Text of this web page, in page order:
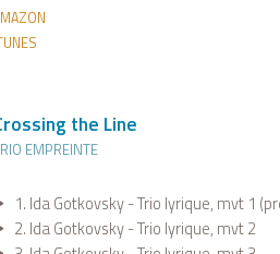
the Line
EMPREINTE
1. Ida Gotkovsky - Trio lyrique, mvt 1
2. Ida Gotkovsky - Trio lyrique, mvt 2